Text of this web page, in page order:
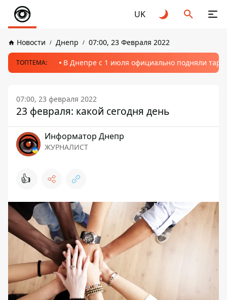
UK
Новости Днепр 07:00, 23 Февраля 2022
ТОПТЕМА: В Днепре с 1 июля официально подняли
07:00, 23 февраля 2022
23 февраля: какой сегодня день
Информатор Днепр
ЖУРНАЛИСТ
👍